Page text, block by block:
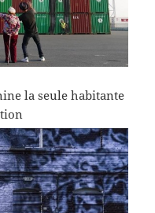
la seule habitante